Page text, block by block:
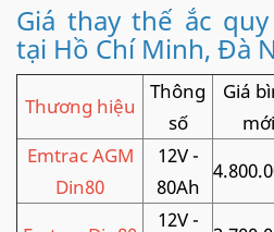
Giá thay thế ắc quy
tại Hồ Chí Minh, Đà
Thương hiệu
Thông
số
Giá
mới
Emtrac AGM
Din80
12V -
80Ah
12V -